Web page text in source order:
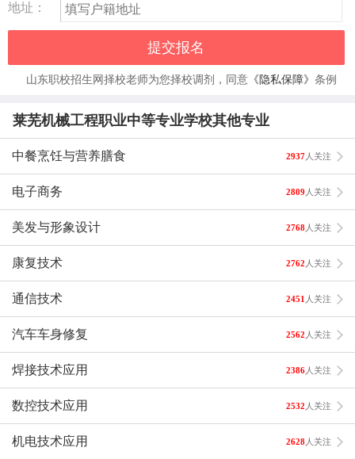
的相应的中级职业资格证书
出国、个体经营者（自谋）、酒店厨师长、烹饪培训师、食
主干课程：
烹饪基础化学、烹饪原料与加工、烹饪工艺美术、烹调技
术、面点工艺、西餐制作、餐饮设备使用与保养、食品营养
与卫生、食疗与保健、饭店经营管理基础、计算技术、烹饪
成本核算。
职业证书：
一：中式面点师专业等级证书
地址：
提交报名
山东职校招生网择校老师为您择校调剂，同意 《隐私保障》 条例
莱芜机械工程职业中等专业学校其他专业
中餐烹饪与营养膳食 2937 人关注
电子商务 2809 人关注
美发与形象设计 2768 人关注
康复技术 2762 人关注
通信技术 2451 人关注
汽车车身修复 2562 人关注
焊接技术应用 2386 人关注
数控技术应用 2532 人关注
机电技术应用 2628 人关注